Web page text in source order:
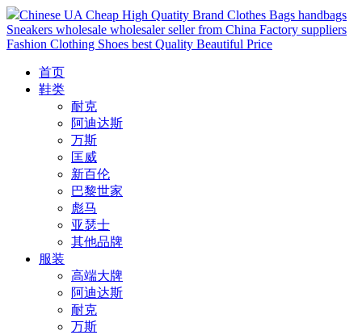
Chinese UA Cheap High Quatity Brand Clothes Bags handbags
Sneakers wholesale wholesaler seller from China Factory suppliers
Fashion Clothing Shoes best Quality Beautiful Price
首页
鞋类
耐克
阿迪达斯
万斯
匡威
新百伦
巴黎世家
彪马
亚瑟士
其他品牌
服装
高端大牌
阿迪达斯
耐克
万斯